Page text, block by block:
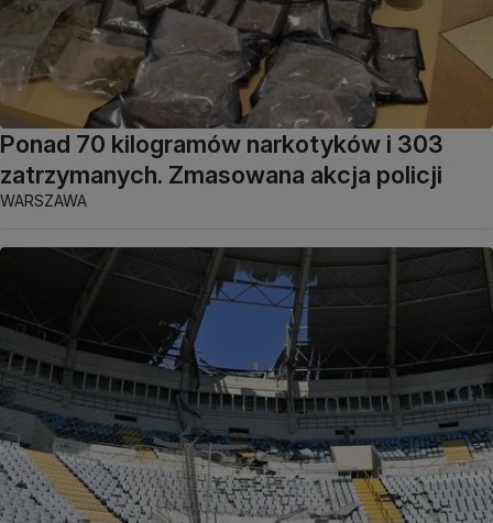
Ponad 70 kilogramów narkotyków i 303
zatrzymanych. Zmasowana akcja policji
WARSZAWA